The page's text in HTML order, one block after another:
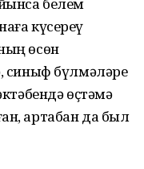
күсереү
өсөн
синыф бүлмәләре
өҫтәмә
артабан да был